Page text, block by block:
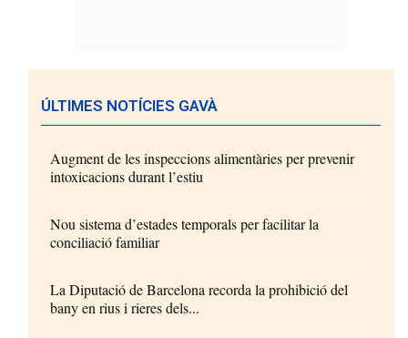
ÚLTIMES NOTÍCIES GAVÀ
Augment de les inspeccions alimentàries per prevenir
intoxicacions durant l’estiu
Nou sistema d’estades temporals per facilitar la
conciliació familiar
La Diputació de Barcelona recorda la prohibició del
bany en rius i rieres dels...